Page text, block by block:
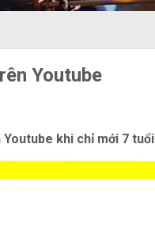
Youtube
khi chỉ mới 7 tuổi